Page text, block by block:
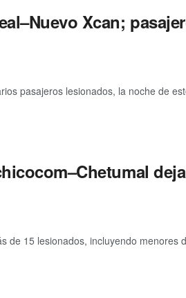
Xcan;
pasajeros lesionados, la noche de
de 15 lesionados, incluyendo menores